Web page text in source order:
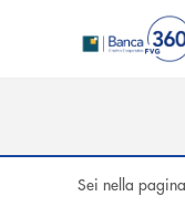
Salta al contenuto
Sei nella